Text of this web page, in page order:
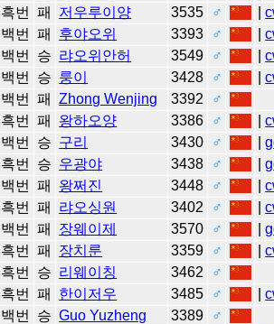
흑번 패 저우루이양 3535 ♂ |
백번 패 후야오위 3393 ♂ |
백번 승 랴오위안허 3549 ♂ |
백번 승 룽이 3428 ♂ |
백번 패 Zhong Wenjing 3392
♂
흑번 패 왕하오양 3386 ♂ |
백번 승 구리 3430 ♂ |
흑번 승 우광야 3438 ♂ |
백번 패 왕쩌진 3448 ♂ |
흑번 패 랴오싱원 3402 ♂ |
백번 패 장웨이제 3570 ♂ |
흑번 패 장치룬 3359 ♂ |
흑번 승 리웨이칭 3462
♂
흑번 패 한이저우 3485 ♂ |
백번 승 Guo Yuzheng 3389
♂